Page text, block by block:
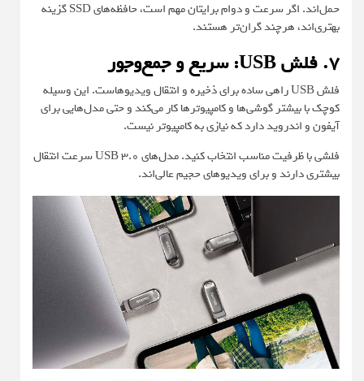
حمل‌اند. اگر سرعت و دوام برایتان مهم است، حافظه‌های SSD گزینه
بهتری‌اند، هرچند گران‌تر هستند.
فلش USB راهی ساده برای ذخیره و انتقال ویدیوهاست. این وسیله
کوچک با بیشتر گوشی‌ها و کامپیوترها کار می‌کند و حتی مدل‌هایی برای
آیفون و اندروید دارد که نیازی به کامپیوتر نیست.
فلشی با ظرفیت مناسب انتخاب کنید. مدل‌های USB 3.0 سرعت انتقال
بیشتری دارند و برای ویدیوهای حجیم عالی‌اند.